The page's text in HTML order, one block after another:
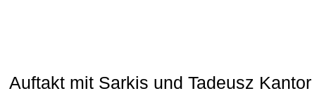
Auftakt mit Sarkis und Tadeusz Kantor